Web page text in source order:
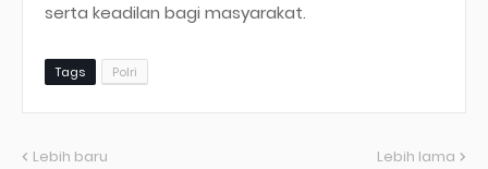
serta keadilan bagi masyarakat.
Tags Polri
Lebih baru Lebih lama